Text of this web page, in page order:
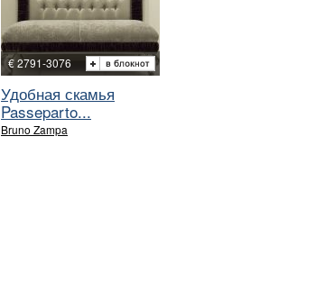
€ 2791-3076
Удобная скамья
Passeparto...
Bruno Zampa